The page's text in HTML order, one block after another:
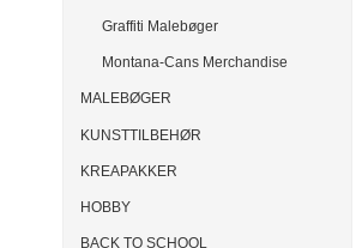
Graffiti Malebøger
Montana-Cans Merchandise
MALEBØGER
KUNSTTILBEHØR
KREAPAKKER
HOBBY
BACK TO SCHOOL